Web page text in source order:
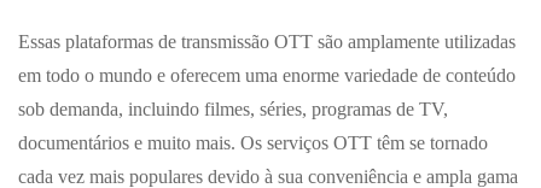
Essas plataformas de transmissão OTT são amplamente utilizadas
em todo o mundo e oferecem uma enorme variedade de conteúdo
sob demanda, incluindo filmes, séries, programas de TV,
documentários e muito mais. Os serviços OTT têm se tornado
cada vez mais populares devido à sua conveniência e ampla gama